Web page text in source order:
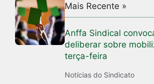
Mais Recente »
Anffa Sindical
deliberar sobre
terça-feira
Notícias do Sindicato